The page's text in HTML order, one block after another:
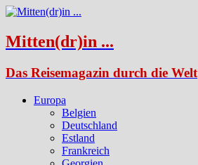
Mitten(dr)in ...
Das Reisemagazin durch die Welt
Europa
Belgien
Deutschland
Estland
Frankreich